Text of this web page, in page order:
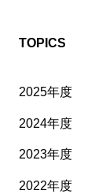
TOPICS
2025年度
2024年度
2023年度
2022年度